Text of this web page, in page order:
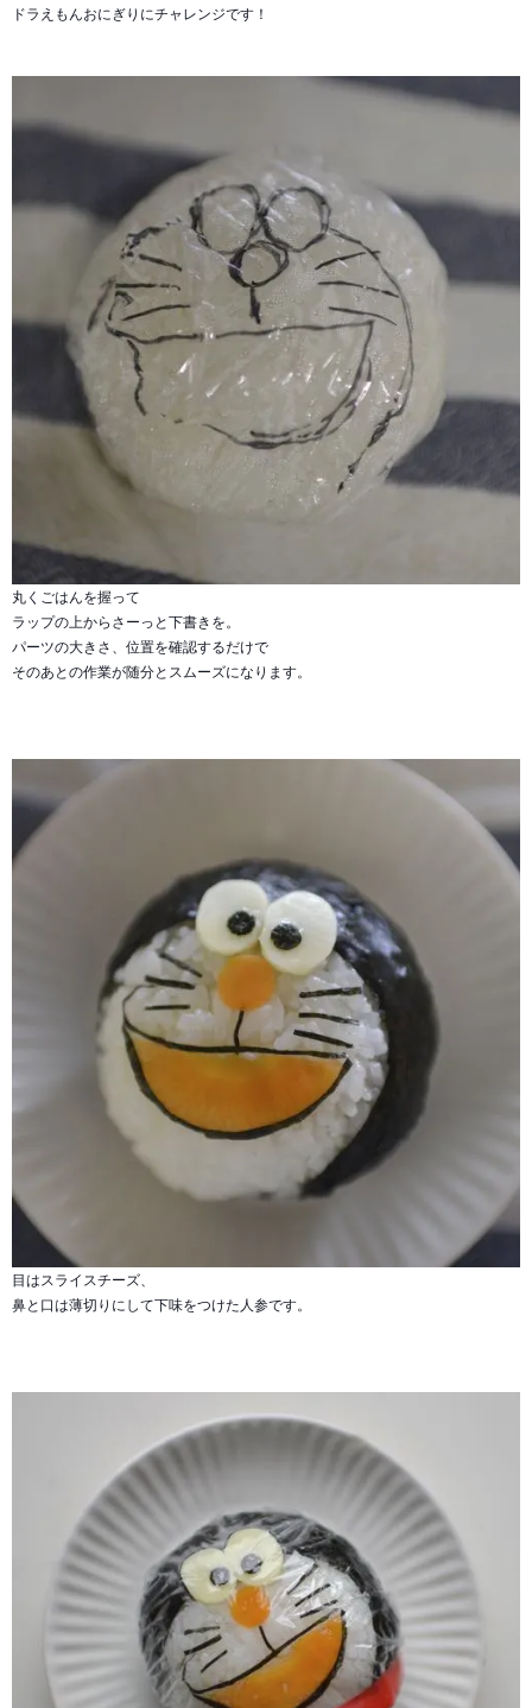
ドラえもんおにぎりにチャレンジです！
丸くごはんを握って
ラップの上からさーっと下書きを。
パーツの大きさ、位置を確認するだけで
そのあとの作業が随分とスムーズになります。
目はスライスチーズ、
鼻と口は薄切りにして下味をつけた人参です。